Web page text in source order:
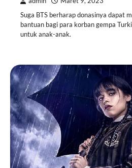
Suga BTS berharap donasinya dapat
bantuan bagi para korban gempa
untuk anak-anak.